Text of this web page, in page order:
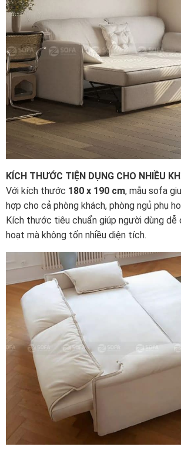
KÍCH THƯỚC TIỆN DỤNG CHO NHIỀU
Với kích thước 180 x 190 cm, mẫu sofa
hợp cho cả phòng khách, phòng ngủ phụ
Kích thước tiêu chuẩn giúp người dùng dễ
hoạt mà không tốn nhiều diện tích.